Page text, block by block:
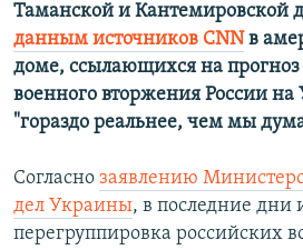
Таманской и Кантемировской
данным источников CNN в
доме, ссылающихся на прогноз
военного вторжения России на
"гораздо реальнее, чем мы
Согласно заявлению
дел Украины, в последние дни
перегруппировка российских